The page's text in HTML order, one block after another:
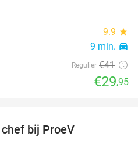
9.9 star
9 min. directions_car
Regulier €41
€29,95
bij ProeV